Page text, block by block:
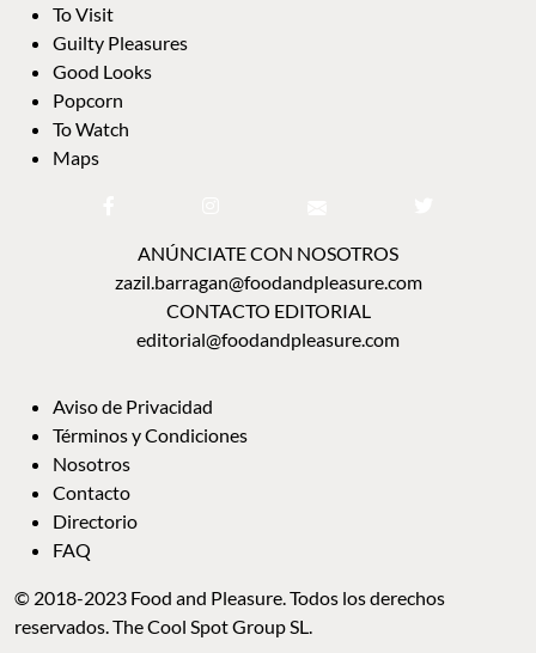
To Visit
Guilty Pleasures
Good Looks
Popcorn
To Watch
Maps
ANÚNCIATE CON NOSOTROS
zazil.barragan@foodandpleasure.com
CONTACTO EDITORIAL
editorial@foodandpleasure.com
Aviso de Privacidad
Términos y Condiciones
Nosotros
Contacto
Directorio
FAQ
© 2018-2023 Food and Pleasure. Todos los derechos
reservados. The Cool Spot Group SL.